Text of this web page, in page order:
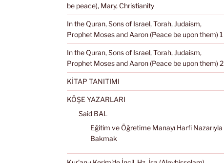
be peace), Mary, Christianity
In the Quran, Sons of Israel, Torah, Judaism,
Prophet Moses and Aaron (Peace be upon them) 1
In the Quran, Sons of Israel, Torah, Judaism,
Prophet Moses and Aaron (Peace be upon them) 2
KİTAP TANITIMI
KÖŞE YAZARLARI
Said BAL
Eğitim ve Öğretime Manayı Harfi Nazarıyla
Bakmak